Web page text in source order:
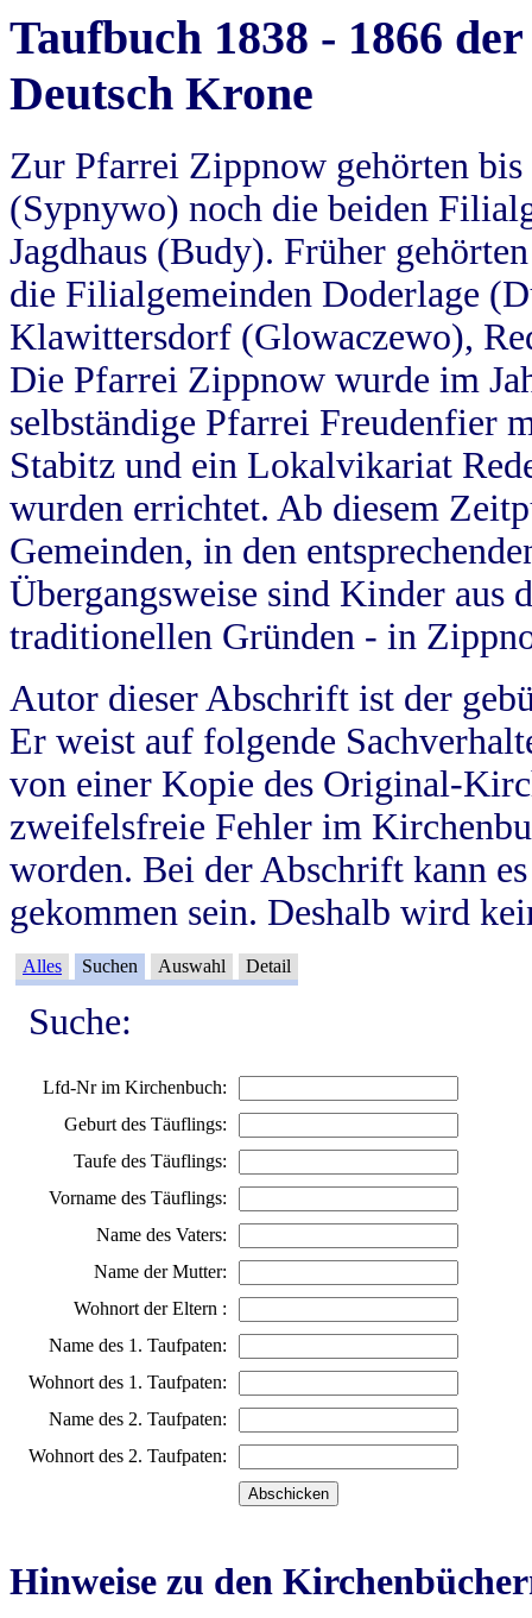
Taufbuch 1838 - 1866
Deutsch Krone
Zur Pfarrei Zippnow gehörten
(Sypnywo) noch die beiden
Jagdhaus (Budy). Früher
die Filialgemeinden Doderlage
Klawittersdorf (Glowaczewo),
Die Pfarrei Zippnow wurde im
selbständige Pfarrei Freudenfier
Stabitz und ein Lokalvikariat
wurden errichtet. Ab diesem
Gemeinden, in den
Übergangsweise sind Kinder aus
traditionellen Gründen - in
Autor dieser Abschrift ist der
Er weist auf folgende
von einer Kopie des Original-
zweifelsfreie Fehler im
worden. Bei der Abschrift kann
gekommen sein. Deshalb wird
Alles Suchen Auswahl Detail
Suche:
Lfd-Nr im Kirchenbuch:
Geburt des Täuflings:
Taufe des Täuflings:
Vorname des Täuflings:
Name des Vaters:
Name der Mutter:
Wohnort der Eltern :
Name des 1. Taufpaten:
Wohnort des 1. Taufpaten:
Name des 2. Taufpaten:
Wohnort des 2. Taufpaten:
Hinweise zu den